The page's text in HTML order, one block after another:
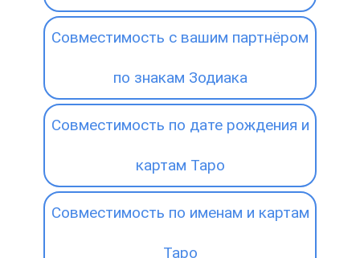
Совместимость с вашим партнёром
по знакам Зодиака
Совместимость по дате рождения и
картам Таро
Совместимость по именам и картам
Таро